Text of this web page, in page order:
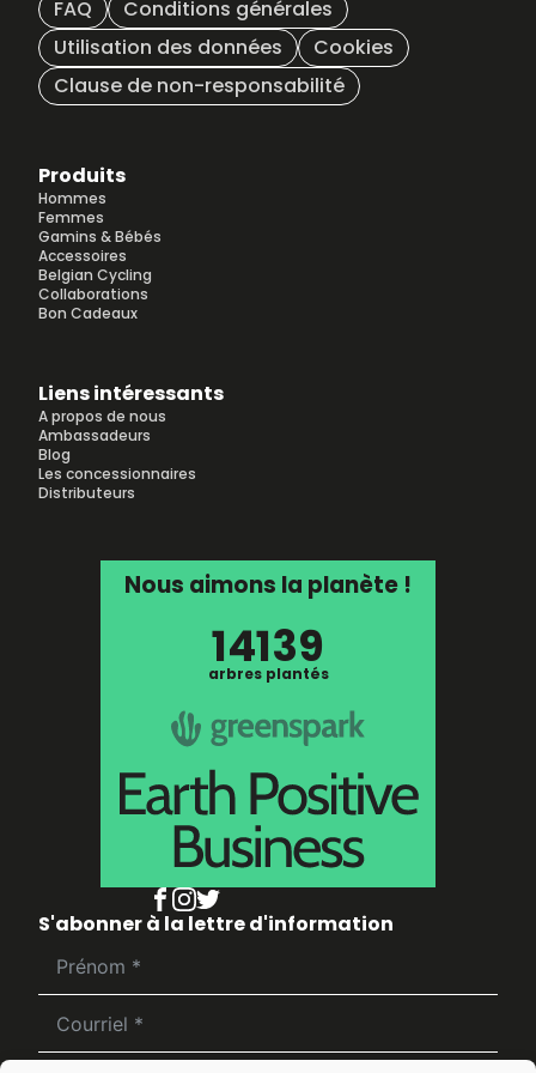
FAQ
Conditions générales
Utilisation des données
Cookies
Clause de non-responsabilité
Produits
Hommes
Femmes
Gamins & Bébés
Accessoires
Belgian Cycling
Collaborations
Bon Cadeaux
Liens intéressants
A propos de nous
Ambassadeurs
Blog
Les concessionnaires
Distributeurs
Nous aimons la planète !
14139
arbres plantés
S'abonner à la lettre d'information